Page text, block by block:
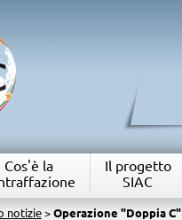
Cos'è la
Il progetto
SIAC
notizie> Operazione "Doppia C"